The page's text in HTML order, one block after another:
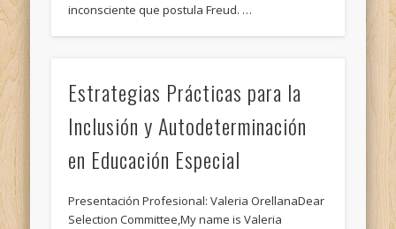
inconsciente que postula Freud. …
Estrategias Prácticas para la
Inclusión y Autodeterminación
en Educación Especial
Presentación Profesional: Valeria OrellanaDear
Selection Committee,My name is Valeria